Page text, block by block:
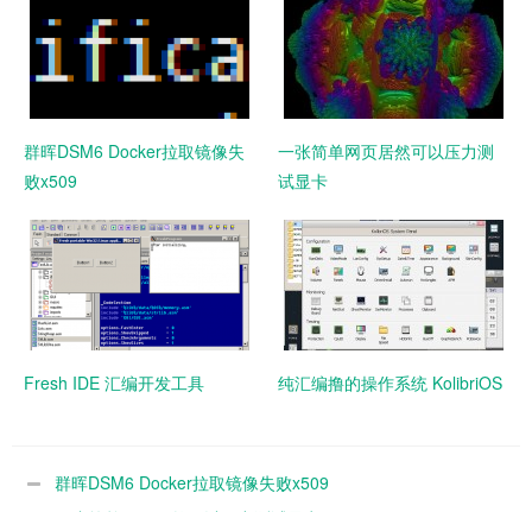
群晖DSM6 Docker拉取镜像失
败x509
一张简单网页居然可以压力测
试显卡
Fresh IDE 汇编开发工具 纯汇编撸的操作系统 KolibriOS
群晖DSM6 Docker拉取镜像失败x509